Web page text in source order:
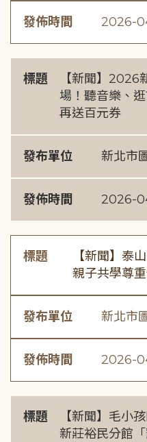
發佈時間 2026-
標題
【新聞】2026
場！聽音樂、
再送百元券
發布單位 新北市
發佈時間 2026-
標題
【新聞】泰
親子共學尊
發布單位 新北市
發佈時間 2026-
標題
【新聞】毛小
新莊裕民分館